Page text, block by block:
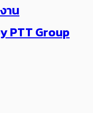
าน
PTT Group